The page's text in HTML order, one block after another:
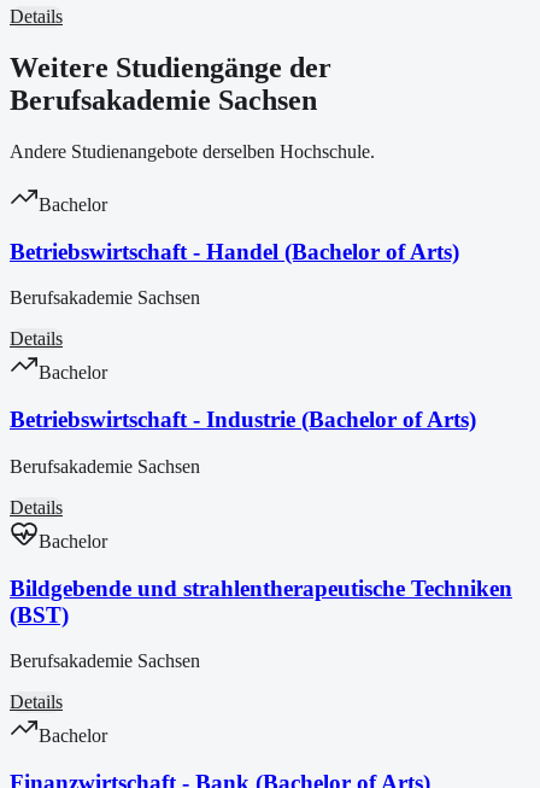
Details
Weitere Studiengänge der
Berufsakademie Sachsen
Andere Studienangebote derselben Hochschule.
Bachelor
Betriebswirtschaft - Handel (Bachelor of Arts)
Berufsakademie Sachsen
Details
Bachelor
Betriebswirtschaft - Industrie (Bachelor of Arts)
Berufsakademie Sachsen
Details
Bachelor
Bildgebende und strahlentherapeutische Techniken
(BST)
Berufsakademie Sachsen
Details
Bachelor
Finanzwirtschaft - Bank (Bachelor of Arts)